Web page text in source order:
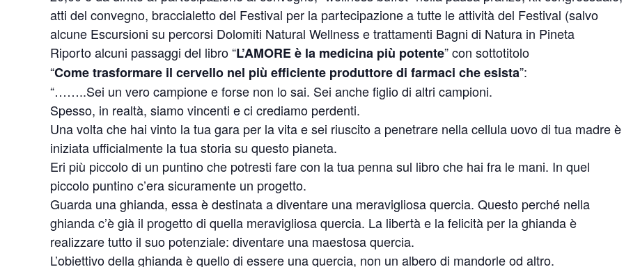
atti del convegno, braccialetto del Festival per la partecipazione a tutte le attività del Festival (salvo
alcune Escursioni su percorsi Dolomiti Natural Wellness e trattamenti Bagni di Natura in Pineta
Riporto alcuni passaggi del libro “L’AMORE è la medicina più potente” con sottotitolo
“Come trasformare il cervello nel più efficiente produttore di farmaci che esista”:
“……..Sei un vero campione e forse non lo sai. Sei anche figlio di altri campioni.
Spesso, in realtà, siamo vincenti e ci crediamo perdenti.
Una volta che hai vinto la tua gara per la vita e sei riuscito a penetrare nella cellula uovo di tua madre è
iniziata ufficialmente la tua storia su questo pianeta.
Eri più piccolo di un puntino che potresti fare con la tua penna sul libro che hai fra le mani. In quel
piccolo puntino c’era sicuramente un progetto.
Guarda una ghianda, essa è destinata a diventare una meravigliosa quercia. Questo perché nella
ghianda c’è già il progetto di quella meravigliosa quercia. La libertà e la felicità per la ghianda è
realizzare tutto il suo potenziale: diventare una maestosa quercia.
L’obiettivo della ghianda è quello di essere una quercia, non un albero di mandorle od altro.